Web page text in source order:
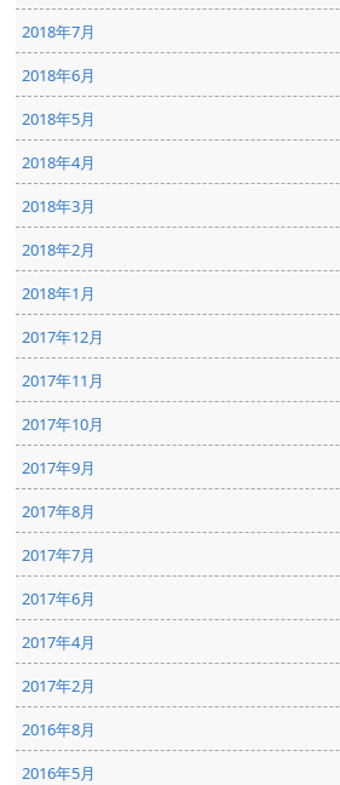
2018年7月
2018年6月
2018年5月
2018年4月
2018年3月
2018年2月
2018年1月
2017年12月
2017年11月
2017年10月
2017年9月
2017年8月
2017年7月
2017年6月
2017年4月
2017年2月
2016年8月
2016年5月